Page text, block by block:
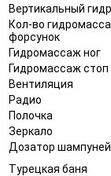
Вертикальный
Кол-во
форсунок
Гидромассаж ног
Гидромассаж стоп
Вентиляция
Радио
Полочка
Зеркало
Дозатор шампуней
Турецкая баня